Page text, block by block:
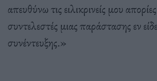
απευθύνω τις ειλικρινείς μου
συντελεστές μιας παράστασης εν
συνέντευξης.»